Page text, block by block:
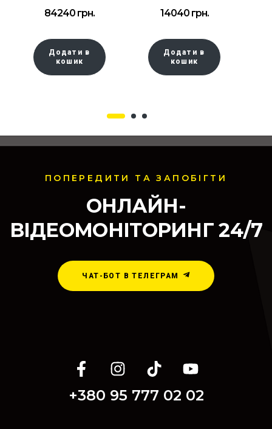
табло WT-EGD1
на 1 рівень
84240 грн.
Додати в
кошик
ультразвукови
й паркувальної
14040 грн.
Додати в
кошик
ПОПЕРЕДИТИ ТА ЗАПОБІГТИ
ОНЛАЙН-
ВІДЕОМОНІТОРИНГ 24/7
ЧАТ-БОТ В ТЕЛЕГРАМ
+380 95 777 02 02